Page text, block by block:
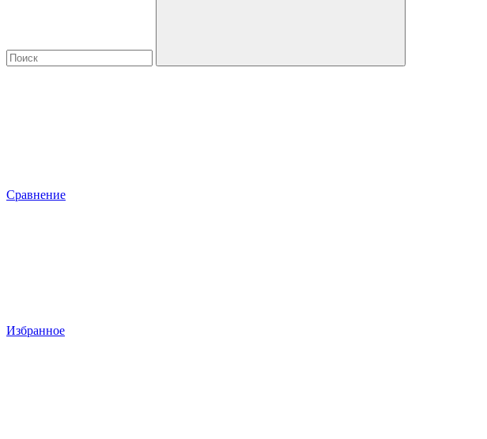
Сравнение
Избранное